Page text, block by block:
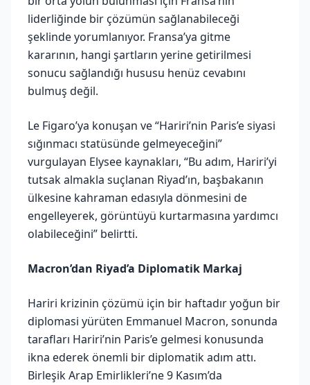
liderliğinde bir çözümün sağlanabileceği
şeklinde yorumlanıyor. Fransa’ya gitme
kararının, hangi şartların yerine getirilmesi
sonucu sağlandığı hususu henüz cevabını
bulmuş değil.
Le Figaro’ya konuşan ve “Hariri’nin Paris’e siyasi
sığınmacı statüsünde gelmeyeceğini”
vurgulayan Elysee kaynakları, “Bu adım, Hariri’yi
tutsak almakla suçlanan Riyad’ın, başbakanın
ülkesine kahraman edasıyla dönmesini de
engelleyerek, görüntüyü kurtarmasına yardımcı
olabileceğini” belirtti.
Macron’dan Riyad’a Diplomatik Markaj
Hariri krizinin çözümü için bir haftadır yoğun bir
diplomasi yürüten Emmanuel Macron, sonunda
tarafları Hariri’nin Paris’e gelmesi konusunda
ikna ederek önemli bir diplomatik adım attı.
Birleşik Arap Emirlikleri’ne 9 Kasım’da